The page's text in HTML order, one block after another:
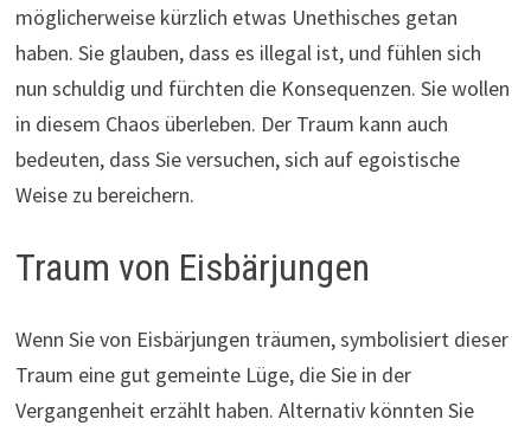
möglicherweise kürzlich etwas Unethisches getan
haben. Sie glauben, dass es illegal ist, und fühlen sich
nun schuldig und fürchten die Konsequenzen. Sie wollen
in diesem Chaos überleben. Der Traum kann auch
bedeuten, dass Sie versuchen, sich auf egoistische
Weise zu bereichern.
Traum von Eisbärjungen
Wenn Sie von Eisbärjungen träumen, symbolisiert dieser
Traum eine gut gemeinte Lüge, die Sie in der
Vergangenheit erzählt haben. Alternativ könnten Sie